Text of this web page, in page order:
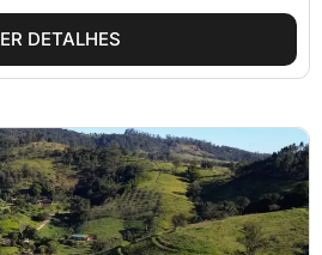
DETALHES